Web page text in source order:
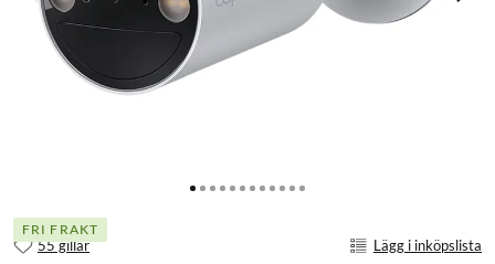
FRI FRAKT
55 gillar Lägg i inköpslista